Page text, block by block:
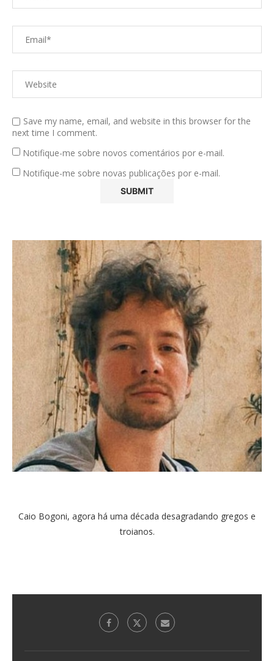
Save my name, email, and website in this browser for the
next time I comment.
Notifique-me sobre novos comentários por e-mail.
Notifique-me sobre novas publicações por e-mail.
Caio Bogoni, agora há uma década desagradando gregos e
troianos.